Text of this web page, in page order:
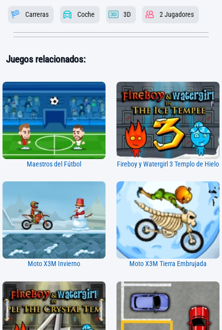
Carreras Coche 3D 2 Jugadores
Juegos relacionados:
Maestros del Fútbol Fireboy y Watergirl 3 Templo de Hielo
Moto X3M Invierno Moto X3M Tierra Embrujada